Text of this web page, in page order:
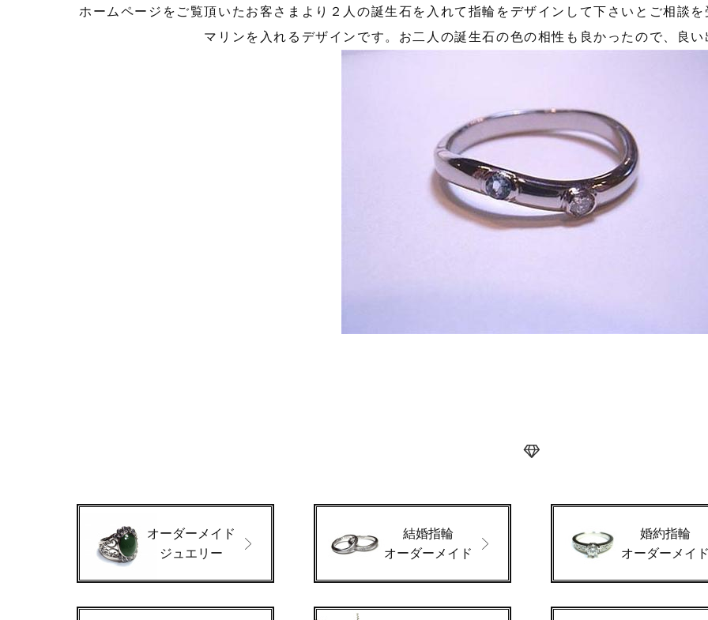
ホームページをご覧頂いたお客さまより２人の誕生石を入れて指輪をデザインして下さいとご相談
マリンを入れるデザインです。お二人の誕生石の色の相性も良かったので、良い
オーダーメイド
ジュエリー
結婚指輪
オーダーメイド
婚約指輪
オーダーメイド